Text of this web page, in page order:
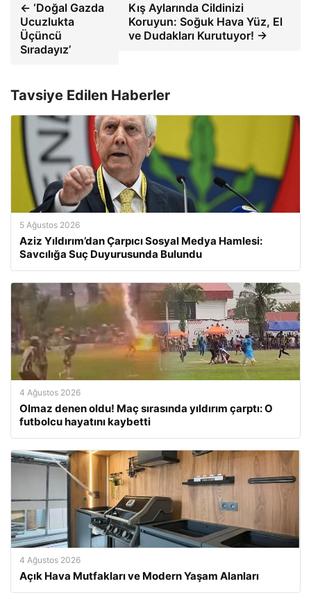
← ‘Doğal Gazda
Ucuzlukta
Üçüncü
Sıradayız’
Kış Aylarında Cildinizi
Koruyun: Soğuk Hava Yüz, El
ve Dudakları Kurutuyor! →
Tavsiye Edilen Haberler
5 Ağustos 2026
Aziz Yıldırım’dan Çarpıcı Sosyal Medya Hamlesi:
Savcılığa Suç Duyurusunda Bulundu
4 Ağustos 2026
Olmaz denen oldu! Maç sırasında yıldırım çarptı: O
futbolcu hayatını kaybetti
4 Ağustos 2026
Açık Hava Mutfakları ve Modern Yaşam Alanları